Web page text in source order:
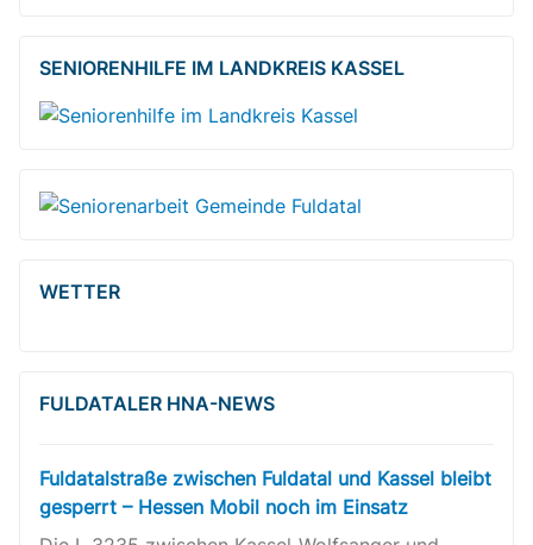
SENIORENHILFE IM LANDKREIS KASSEL
WETTER
FULDATALER HNA-NEWS
Fuldatalstraße zwischen Fuldatal und Kassel bleibt
gesperrt – Hessen Mobil noch im Einsatz